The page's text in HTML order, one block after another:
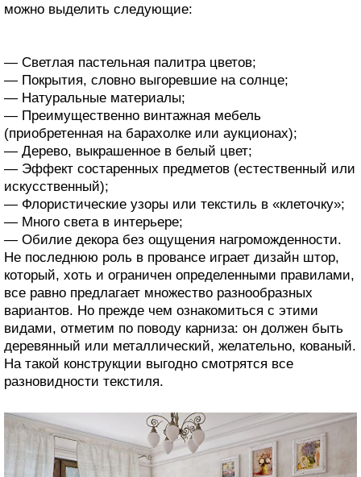
можно выделить следующие:
— Светлая пастельная палитра цветов;
— Покрытия, словно выгоревшие на солнце;
— Натуральные материалы;
— Преимущественно винтажная мебель
(приобретенная на барахолке или аукционах);
— Дерево, выкрашенное в белый цвет;
— Эффект состаренных предметов (естественный или
искусственный);
— Флористические узоры или текстиль в «клеточку»;
— Много света в интерьере;
— Обилие декора без ощущения нагроможденности.
Не последнюю роль в провансе играет дизайн штор,
который, хоть и ограничен определенными правилами,
все равно предлагает множество разнообразных
вариантов. Но прежде чем ознакомиться с этими
видами, отметим по поводу карниза: он должен быть
деревянный или металлический, желательно, кованый.
На такой конструкции выгодно смотрятся все
разновидности текстиля.